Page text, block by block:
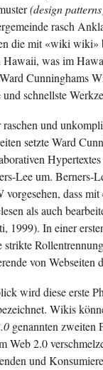
(design
rasch
die mit «wiki wiki»
Hawaii, was im
Cunninghams
und schnellste
und
setzte Ward
Lee um. Berners-
vorgesehen, dass
als auch
1999). In einer
strikte
von Webseiten
wird diese erste
Wikis
genannten zweiten
Web 2.0
und